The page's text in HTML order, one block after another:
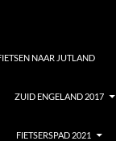
NAAR JUTLAND
ZUID ENGELAND 2017
FIETSERSPAD 2021